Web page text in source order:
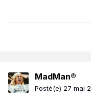
MadMan®
Posté(e) 27 mai